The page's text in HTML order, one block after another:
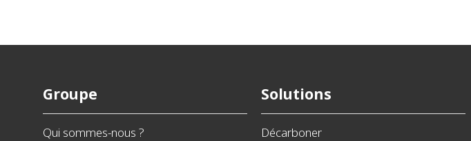
Groupe
Qui sommes-nous ?
Solutions
Décarboner